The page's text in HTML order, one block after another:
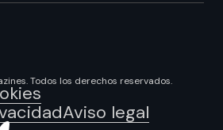
Todos los derechos reservados.
Aviso legal